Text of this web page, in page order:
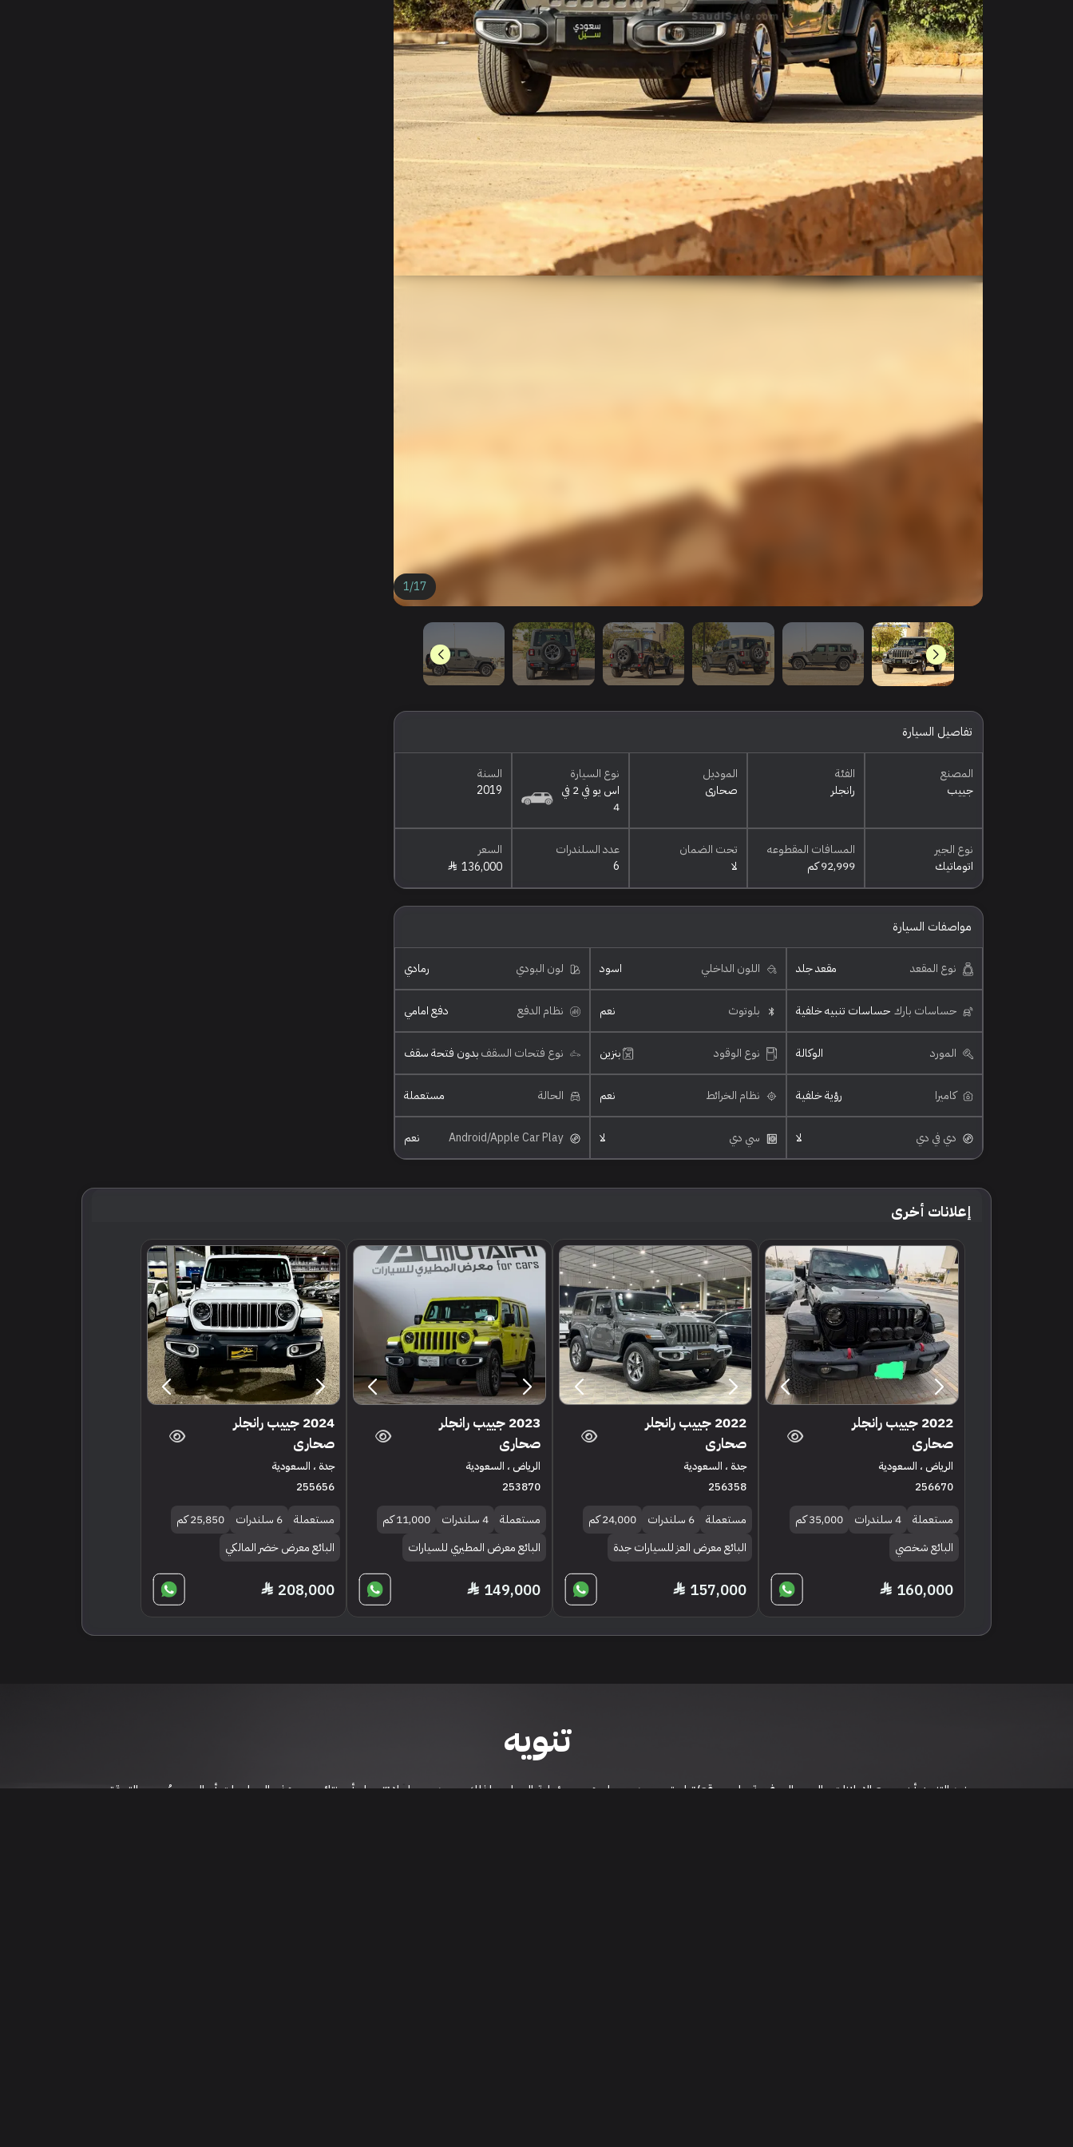
1/17
تفاصيل السيارة
المصنع
جييب
الفئة
رانجلر
الموديل
صحارى
نوع السيارة
اس يو في 2 في
4
السنة
2019
نوع الجير
اتوماتيك
المسافات المقطوعه
92,999 كم
تحت الضمان
لا
عدد السلندرات
6
السعر
136,000
مواصفات السيارة
نوع المقعد مقعد جلد اللون الداخلي اسود لون البودي رمادي
حساسات بارك حساسات تنبيه خلفية بلوتوث نعم نظام الدفع دفع امامي
المورد الوكالة نوع الوقود بنزين نوع فتحات السقفبدون فتحة سقف
كاميرا رؤية خلفية نظام الخرائط نعم الحالة مستعملة
دي في دي لا سي دي لا نعم
إعلانات أخرى
2022 جييب رانجلر
صحارى
الرياض ، السعودية
256670
مستعملة 4 سلندرات
35,000 كم
البائع شخصي
160,000
2022 جييب رانجلر
صحارى
جدة ، السعودية
256358
مستعملة 6 سلندرات
24,000 كم
البائع معرض العز للسيارات جدة
157,000
2023 جييب رانجلر
صحارى
الرياض ، السعودية
253870
مستعملة 4 سلندرات
11,000 كم
البائع معرض المطيري للسيارات
149,000
2024 جييب رانجلر
صحارى
جدة ، السعودية
255656
مستعملة 6 سلندرات
25,850 كم
البائع معرض خضر المالكي
208,000
تنويه
نود التنويه أن جميع الإعلانات والصور المرفوعة على موقع/تطبيق سعودي سيل هي مسؤولية المعلن ولذلك سعودي سيل لا تتحمل أي نتائج عن هذه المعلومات أو الصور. يُوصى بالتحقق